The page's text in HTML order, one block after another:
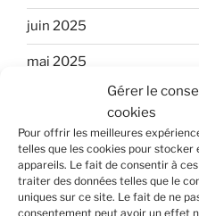
Gérer le
cookies
Pour offrir les meilleures
telles que les cookies pour
appareils. Le fait de consentir à
traiter des données telles que le
uniques sur ce site. Le fait de ne
consentement peut avoir un effet
juin 2025
mai 2025
janvier 2025
décembre 2024
août 2024